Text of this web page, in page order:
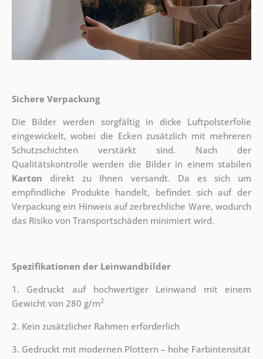
Sichere Verpackung
Die Bilder werden sorgfältig in dicke Luftpolsterfolie
eingewickelt, wobei die Ecken zusätzlich mit mehreren
Schutzschichten verstärkt sind. Nach der
Qualitätskontrolle werden die Bilder in einem stabilen
Karton direkt zu Ihnen versandt. Da es sich um
empfindliche Produkte handelt, befindet sich auf der
Verpackung ein Hinweis auf zerbrechliche Ware, wodurch
das Risiko von Transportschäden minimiert wird.
Spezifikationen der Leinwandbilder
1. Gedruckt auf hochwertiger Leinwand mit einem
Gewicht von 280 g/m2
2. Kein zusätzlicher Rahmen erforderlich
3. Gedruckt mit modernen Plottern – hohe Farbintensität